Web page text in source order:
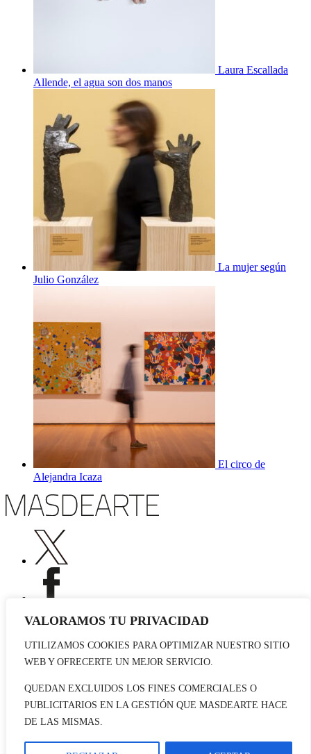
VALORAMOS TU PRIVACIDAD
UTILIZAMOS COOKIES PARA OPTIMIZAR NUESTRO SITIO
WEB Y OFRECERTE UN MEJOR SERVICIO.
QUEDAN EXCLUIDOS LOS FINES COMERCIALES O
PUBLICITARIOS EN LA GESTIÓN QUE MASDEARTE HACE
DE LAS MISMAS.
Laura Escallada
Allende, el agua son dos manos
La mujer según
Julio González
El circo de
Alejandra Icaza
Publicidad
Contacto
© 2026 masdearte. Información de exposiciones, museos y artistas
Política de cookies